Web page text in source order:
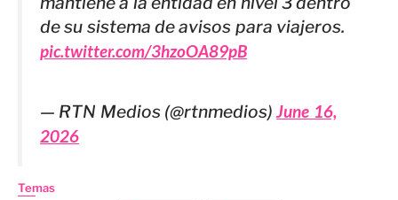
de su sistema de avisos para viajeros.
pic.twitter.com/3hzoOA89pB
— RTN Medios (@rtnmedios)June 16,
2026
Temas